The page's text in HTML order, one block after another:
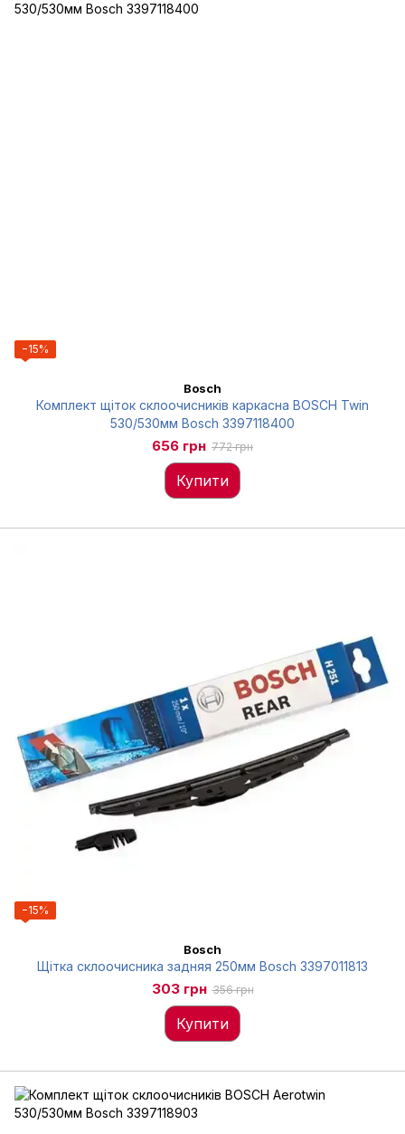
−15%
Bosch
Комплект щіток склоочисників каркасна BOSCH Twin
530/530мм Bosch 3397118400
656 грн 772 грн
Купити
−15%
Bosch
Щітка склоочисника задняя 250мм Bosch 3397011813
303 грн 356 грн
Купити